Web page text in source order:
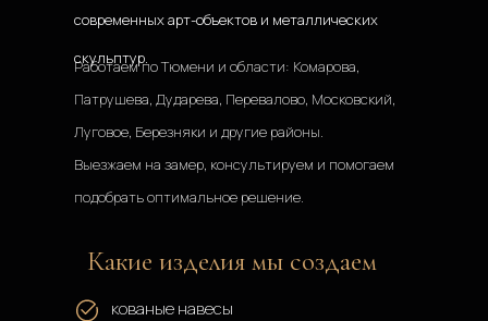
Какие изделия мы создаем
кованые навесы
современных арт-объектов и металлических
скульптур.
Работаем по Тюмени и области: Комарова,
Патрушева, Дударева, Перевалово, Московский,
Луговое, Березняки и другие районы.
Выезжаем на замер, консультируем и помогаем
подобрать оптимальное решение.